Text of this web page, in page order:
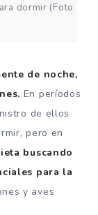
dormir (Foto
de noche,
En períodos
de ellos
pero en
buscando
para la
y aves